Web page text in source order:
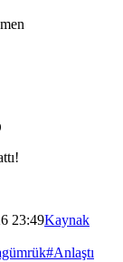
23:49Kaynak
#Anlaştı